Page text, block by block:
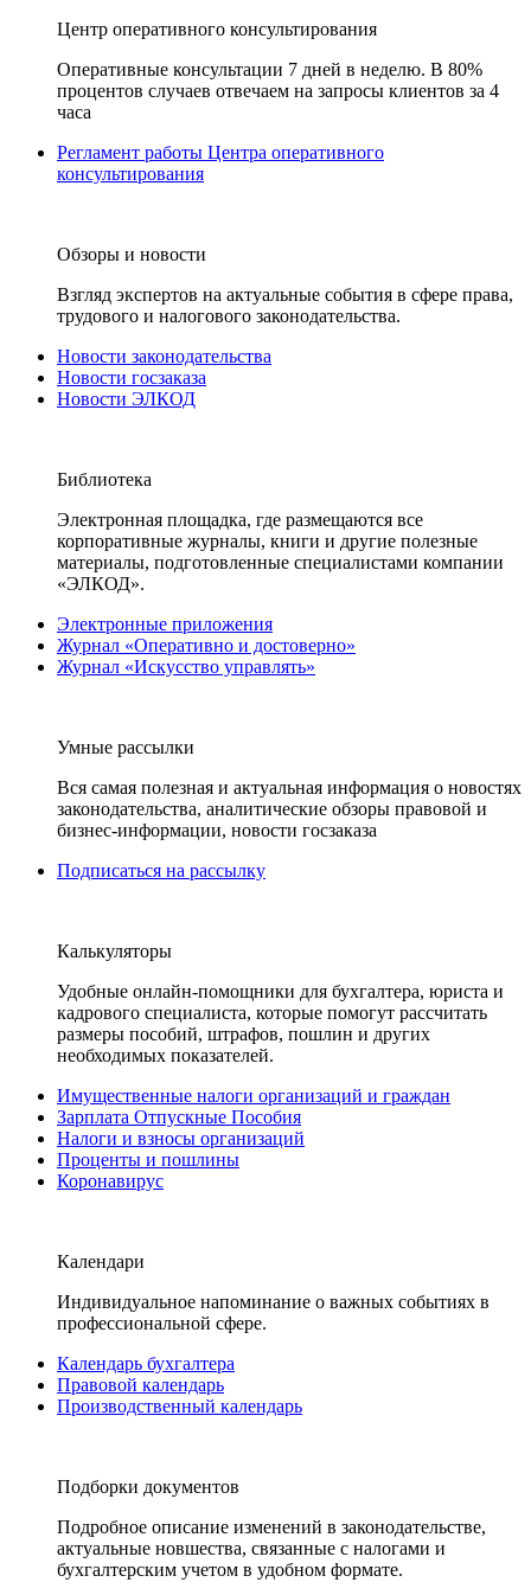
Центр оперативного консультирования
Оперативные консультации 7 дней в неделю. В 80%
процентов случаев отвечаем на запросы клиентов за 4
часа
Регламент работы Центра оперативного
консультирования
Обзоры и новости
Взгляд экспертов на актуальные события в сфере права,
трудового и налогового законодательства.
Новости законодательства
Новости госзаказа
Новости ЭЛКОД
Библиотека
Электронная площадка, где размещаются все
корпоративные журналы, книги и другие полезные
материалы, подготовленные специалистами компании
«ЭЛКОД».
Электронные приложения
Журнал «Оперативно и достоверно»
Журнал «Искусство управлять»
Умные рассылки
Вся самая полезная и актуальная информация о новостях
законодательства, аналитические обзоры правовой и
бизнес-информации, новости госзаказа
Подписаться на рассылку
Калькуляторы
Удобные онлайн-помощники для бухгалтера, юриста и
кадрового специалиста, которые помогут рассчитать
размеры пособий, штрафов, пошлин и других
необходимых показателей.
Имущественные налоги организаций и граждан
Зарплата Отпускные Пособия
Налоги и взносы организаций
Проценты и пошлины
Коронавирус
Календари
Индивидуальное напоминание о важных событиях в
профессиональной сфере.
Календарь бухгалтера
Правовой календарь
Производственный календарь
Подборки документов
Подробное описание изменений в законодательстве,
актуальные новшества, связанные с налогами и
бухгалтерским учетом в удобном формате.